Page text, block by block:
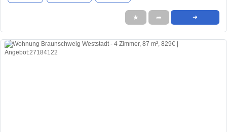
★ ➦ ➜